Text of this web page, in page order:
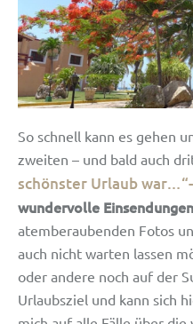
So schnell kann es gehen
zweiten – und bald auch
schönster Urlaub
wundervolle Einsendungen
atemberaubenden Fotos
auch nicht warten lassen
oder andere noch auf der
Urlaubsziel und kann sich